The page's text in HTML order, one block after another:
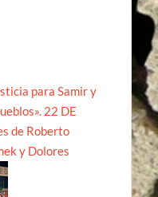
para Samir y
22 DE
de Roberto
y Dolores